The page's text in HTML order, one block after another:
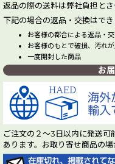
返品の際の送料は弊社負担とさ
下記の場合の返品・交換はでき
お客様の都合による返品・
お客様のもとで破損、汚れ
一度開封した商品
お
ご注文の２～3日以内に発送可
あります。お取り寄せ商品の場